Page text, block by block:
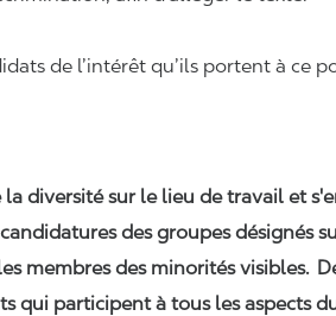
de l’intérêt qu’ils portent à ce
la diversité sur le lieu de travail et
des groupes désignés
membres des minorités visibles.
qui participent à tous les aspects